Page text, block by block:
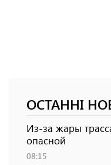
ОСТАННІ
Из-за жары
опасной
08:15